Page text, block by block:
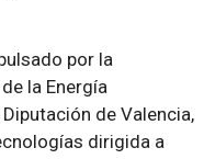
por la
la Energía
de Valencia,
dirigida a